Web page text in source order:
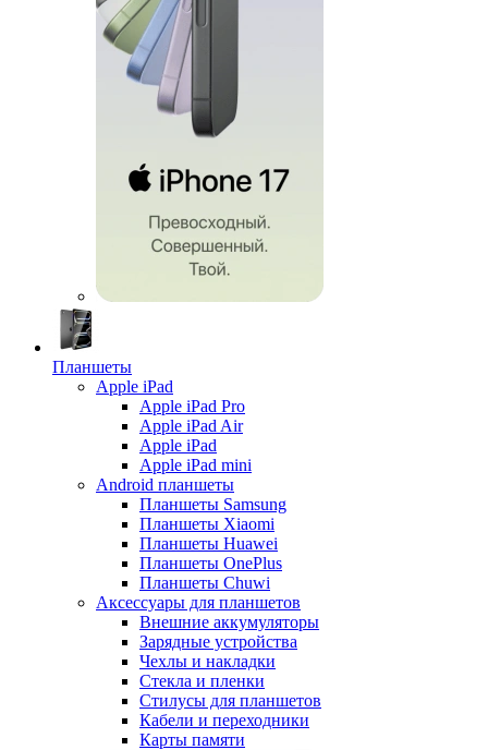
Планшеты
Apple iPad
Apple iPad Pro
Apple iPad Air
Apple iPad
Apple iPad mini
Android планшеты
Планшеты Samsung
Планшеты Xiaomi
Планшеты Huawei
Планшеты OnePlus
Планшеты Chuwi
Аксессуары для планшетов
Внешние аккумуляторы
Зарядные устройства
Чехлы и накладки
Стекла и пленки
Стилусы для планшетов
Кабели и переходники
Карты памяти